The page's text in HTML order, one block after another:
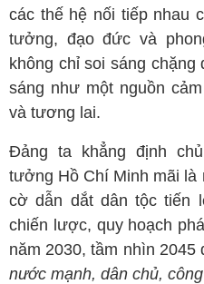
các thế hệ nối tiếp nhau
tưởng, đạo đức và
không chỉ soi sáng
sáng như một nguồn
và tương lai.
Đảng ta khẳng định
tưởng Hồ Chí Minh mãi
cờ dẫn dắt dân tộc tiến
chiến lược, quy hoạch
năm 2030, tầm nhìn 2045
nước mạnh, dân chủ,